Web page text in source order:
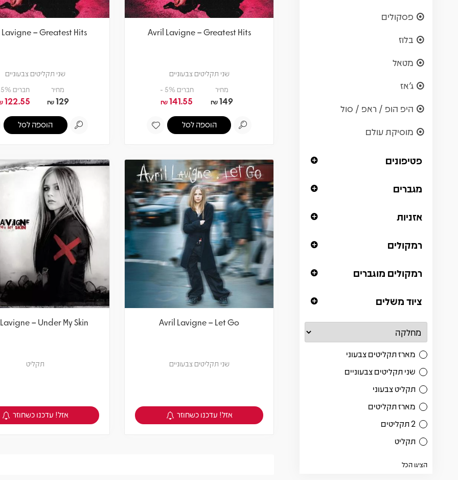
פסקולים
בלוז
מטאל
ג'אז
היפ הופ / ראפ / סול
מוסיקת עולם
פטיפונים
מגברים
אזניות
רמקולים
רמקולים מוגברים
ציוד משלים
מארז תקליטים צבעוני
שני תקליטים צבעוניים
תקליט צבעוני
מארז תקליטים
2 תקליטים
תקליט
הציגו הכל
Avril Lavigne – Greatest Hits
שני תקליטים צבעוניים
מחיר
149
₪
חברים 5% -
141.55
₪
הוספה לסל
– Greatest Hits
שני תקליטים צבעוניים
מחיר
129
₪
חברים 5% -
122.55
הוספה לסל
Avril Lavigne – Let Go
שני תקליטים צבעוניים
צפיה במוצר
אזל! עדכנו כשחוזר
– Under My Skin
תקליט
צפיה במוצר
אזל! עדכנו כשחוזר